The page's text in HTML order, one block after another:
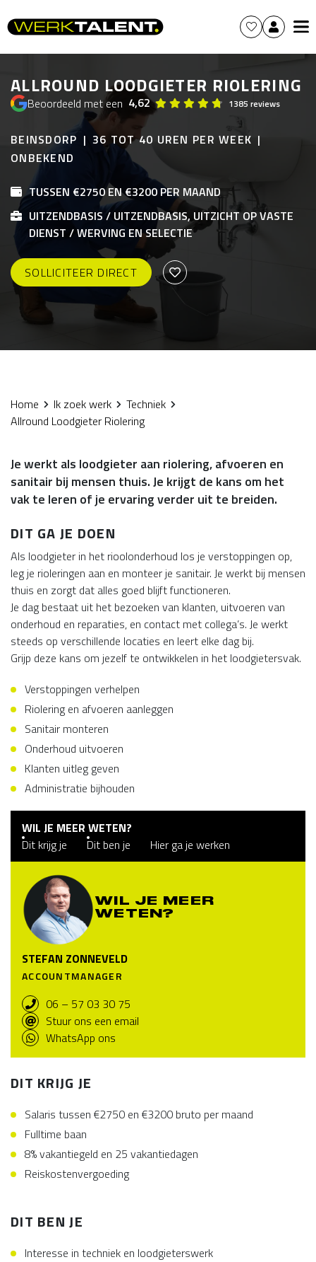
ALLROUND LOODGIETER RIOLERING
Beoordeeld met een 4,62 1385 reviews
BEINSDORP
36 TOT 40 UREN PER WEEK
ONBEKEND
TUSSEN €2750 EN €3200 PER MAAND
UITZENDBASIS / UITZENDBASIS, UITZICHT OP VASTE
DIENST / WERVING EN SELECTIE
SOLLICITEER DIRECT
Home Ik zoek werk
Techniek
Allround Loodgieter Riolering
Je werkt als loodgieter aan riolering, afvoeren en
sanitair bij mensen thuis. Je krijgt de kans om het
vak te leren of je ervaring verder uit te breiden.
DIT GA JE DOEN
Als loodgieter in het rioolonderhoud los je verstoppingen op,
leg je rioleringen aan en monteer je sanitair. Je werkt bij mensen
thuis en zorgt dat alles goed blijft functioneren.
Je dag bestaat uit het bezoeken van klanten, uitvoeren van
onderhoud en reparaties, en contact met collega’s. Je werkt
steeds op verschillende locaties en leert elke dag bij.
Grijp deze kans om jezelf te ontwikkelen in het loodgietersvak.
Verstoppingen verhelpen
Riolering en afvoeren aanleggen
Sanitair monteren
Onderhoud uitvoeren
Klanten uitleg geven
Administratie bijhouden
WIL JE MEER WETEN?
Dit krijg je
Dit ben je Hier ga je werken
WIL JE MEER
WETEN?
STEFAN ZONNEVELD
ACCOUNTMANAGER
06 – 57 03 30 75
Stuur ons een email
WhatsApp ons
DIT KRIJG JE
Salaris tussen €2750 en €3200 bruto per maand
Fulltime baan
8% vakantiegeld en 25 vakantiedagen
Reiskostenvergoeding
DIT BEN JE
Interesse in techniek en loodgieterswerk